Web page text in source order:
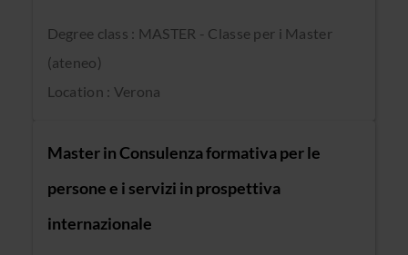
Degree class : MASTER - Classe per i Master
(ateneo)
Location : Verona
Master in Consulenza formativa per le
persone e i servizi in prospettiva
internazionale